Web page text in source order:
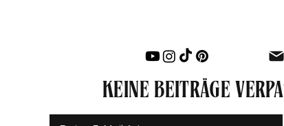
KEINE BEITRÄGE